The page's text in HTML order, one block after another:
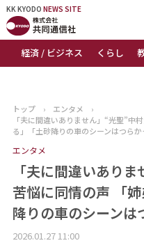
KK KYODO NEWS SITE
経済 / ビジネス くらし
KK KYODONEWS SITE
トップページ
ニュース
おすすめコンテンツ
出版物
会社概要
トップ › エンタメ
›
「夫に間違いありません」“光聖”中
る」「土砂降りの車のシーンはつらか
エンタメ
「夫に間違いあり
苦悩に同情の声 「
降りの車のシーンは
2026.01.27 11:00